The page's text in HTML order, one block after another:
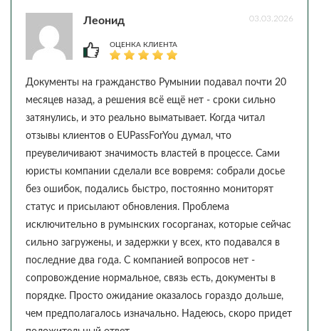
Леонид 03.03.2026
ОЦЕНКА КЛИЕНТА
Документы на гражданство Румынии подавал почти 20
месяцев назад, а решения всё ещё нет - сроки сильно
затянулись, и это реально выматывает. Когда читал
отзывы клиентов о EUPassForYou думал, что
преувеличивают значимость властей в процессе. Сами
юристы компании сделали все вовремя: собрали досье
без ошибок, подались быстро, постоянно мониторят
статус и присылают обновления. Проблема
исключительно в румынских госорганах, которые сейчас
сильно загружены, и задержки у всех, кто подавался в
последние два года. С компанией вопросов нет -
сопровождение нормальное, связь есть, документы в
порядке. Просто ожидание оказалось гораздо дольше,
чем предполагалось изначально. Надеюсь, скоро придет